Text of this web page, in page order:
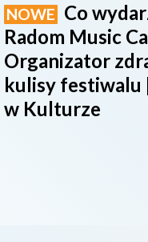
NOWE Co
Radom Music
Organizator
kulisy festiwalu
w Kulturze